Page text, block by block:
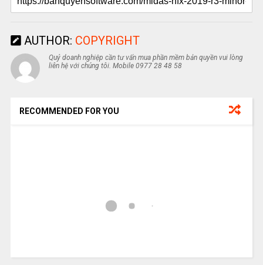
AUTHOR: COPYRIGHT
Quý doanh nghiệp cần tư vấn mua phần mềm bản quyền vui lòng
liên hệ với chúng tôi. Mobile 0977 28 48 58
RECOMMENDED FOR YOU